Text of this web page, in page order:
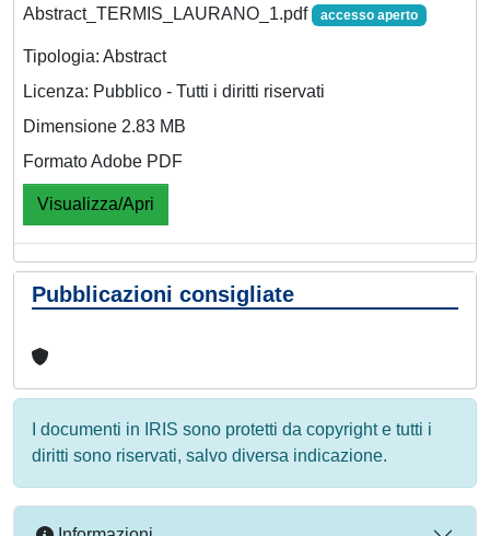
Abstract_TERMIS_LAURANO_1.pdf accesso aperto
Tipologia: Abstract
Licenza: Pubblico - Tutti i diritti riservati
Dimensione 2.83 MB
Formato Adobe PDF
Visualizza/Apri
Pubblicazioni consigliate
I documenti in IRIS sono protetti da copyright e tutti i
diritti sono riservati, salvo diversa indicazione.